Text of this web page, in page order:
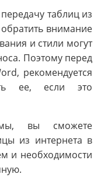
таблиц из
внимание
и стили могут
Поэтому перед
рекомендуется
ее, если это
вы сможете
из интернета в
и необходимости